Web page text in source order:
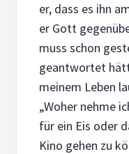
er, dass es ihn
er Gott
muss schon
geantwortet
meinem Leben
„Woher nehme
für ein Eis oder
Kino gehen zu